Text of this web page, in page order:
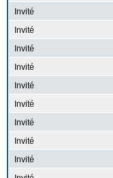
Invité
Invité
Invité
Invité
Invité
Invité
Invité
Invité
Invité